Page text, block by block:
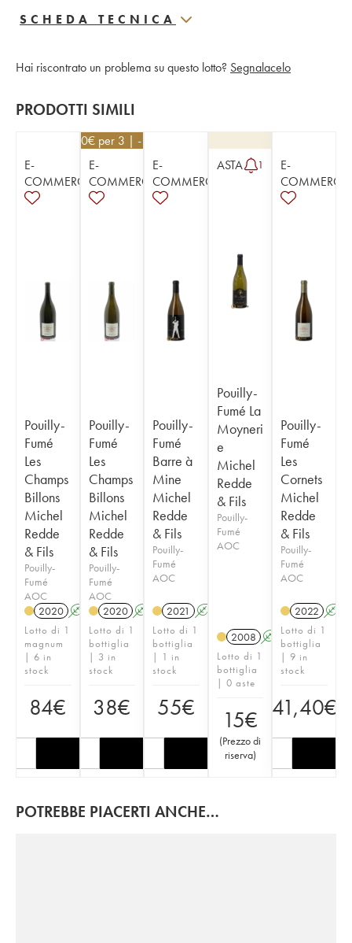
SCHEDA TECNICA
Hai riscontrato un problema su questo lotto? Segnalacelo
PRODOTTI SIMILI
E-
COMMERCE
Pouilly-
Fumé
Les
Champs
Billons
Michel
Redde
& Fils
Pouilly-
Fumé
AOC
2020 A
Lotto di 1
magnum
| 6 in
stock
84€
34,20€ per 3 | - 10%
E-
COMMERCE
Pouilly-
Fumé
Les
Champs
Billons
Michel
Redde
& Fils
Pouilly-
Fumé
AOC
2020 A
Lotto di 1
bottiglia
| 3 in
stock
38€
E-
COMMERCE
Pouilly-
Fumé
Barre à
Mine
Michel
Redde
& Fils
Pouilly-
Fumé
AOC
2021 A
Lotto di 1
bottiglia
| 1 in
stock
55€
ASTA 1
Pouilly-
Fumé La
Moyneri
e
Michel
Redde
& Fils
Pouilly-
Fumé
AOC
2008 A
Lotto di 1
bottiglia
| 0 aste
15€
(Prezzo di
riserva)
E-
COMMERCE
Pouilly-
Fumé
Les
Cornets
Michel
Redde
& Fils
Pouilly-
Fumé
AOC
2022 A
Lotto di 1
bottiglia
| 9 in
stock
41,40€
POTREBBE PIACERTI ANCHE…